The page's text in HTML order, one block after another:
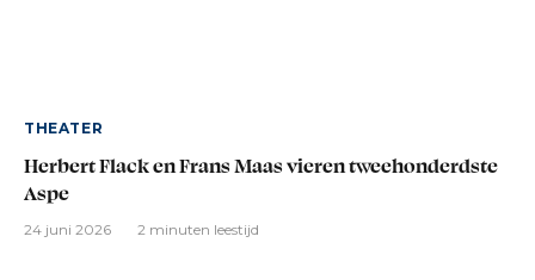
THEATER
Herbert Flack en Frans Maas vieren tweehonderdste
Aspe
24 juni 2026 2 minuten leestijd